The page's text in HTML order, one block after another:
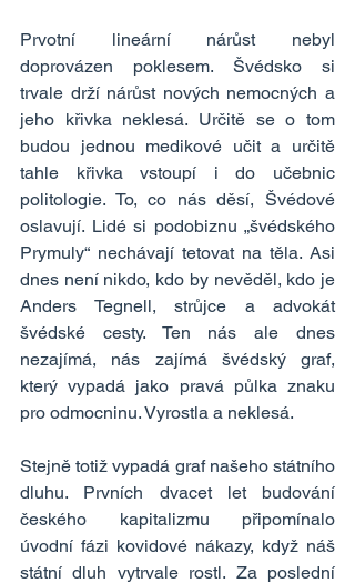
Prvotní lineární nárůst nebyl
doprovázen poklesem. Švédsko si
trvale drží nárůst nových nemocných a
jeho křivka neklesá. Určitě se o tom
budou jednou medikové učit a určitě
tahle křivka vstoupí i do učebnic
politologie. To, co nás děsí, Švédové
oslavují. Lidé si podobiznu „švédského
Prymuly“ nechávají tetovat na těla. Asi
dnes není nikdo, kdo by nevěděl, kdo je
Anders Tegnell, strůjce a advokát
švédské cesty. Ten nás ale dnes
nezajímá, nás zajímá švédský graf,
který vypadá jako pravá půlka znaku
pro odmocninu. Vyrostla a neklesá.
Stejně totiž vypadá graf našeho státního
dluhu. Prvních dvacet let budování
českého kapitalizmu připomínalo
úvodní fázi kovidové nákazy, když náš
státní dluh vytrvale rostl. Za poslední